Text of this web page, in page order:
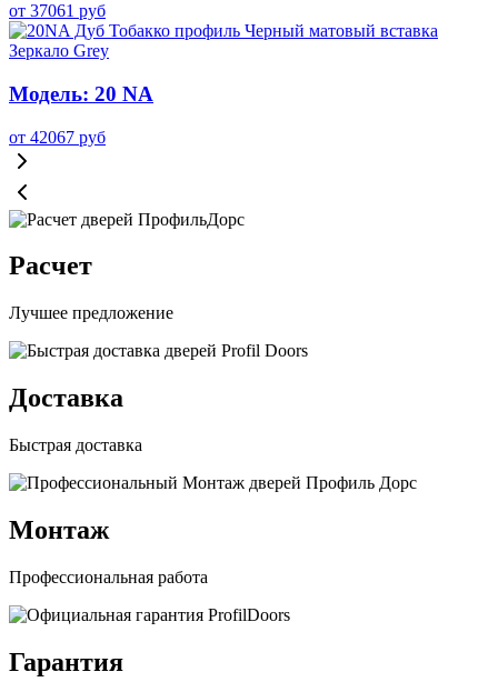
от 37061 руб
Модель: 20 NA
от 42067 руб
Расчет
Лучшее предложение
Доставка
Быстрая доставка
Монтаж
Профессиональная работа
Гарантия